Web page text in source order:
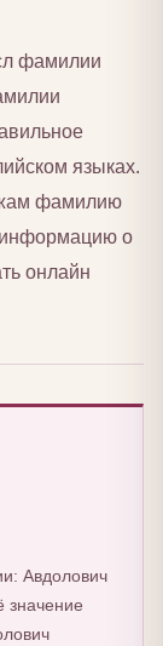
фамилии
языках.
фамилию
о
онлайн
Авдолович
значение